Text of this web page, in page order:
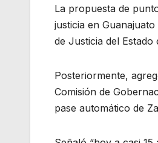
La propuesta de
justicia en
de Justicia del Estado
Posteriormente,
Comisión de
pase automático de